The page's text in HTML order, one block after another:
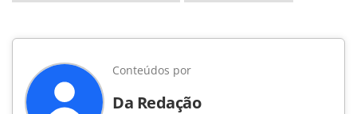
Conteúdos por
Da Redação